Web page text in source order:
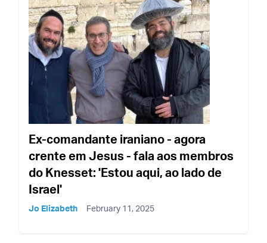
Ex-comandante iraniano - agora
crente em Jesus - fala aos membros
do Knesset: 'Estou aqui, ao lado de
Israel'
Jo Elizabeth February 11, 2025